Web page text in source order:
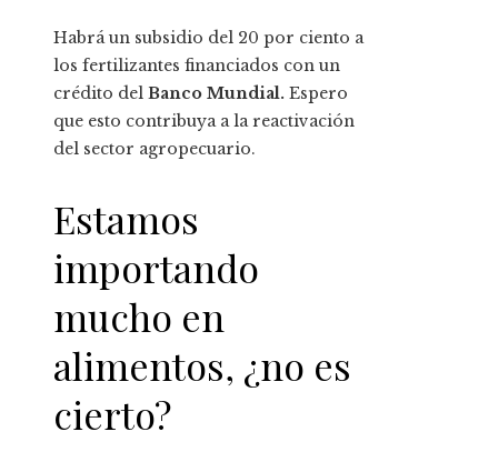
Habrá un subsidio del 20 por ciento a
los fertilizantes financiados con un
crédito del Banco Mundial. Espero
que esto contribuya a la reactivación
del sector agropecuario.
Estamos
importando
mucho en
alimentos, ¿no es
cierto?